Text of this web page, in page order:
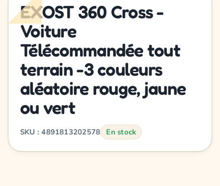
EXOST 360 Cross -
Voiture
Télécommandée tout
terrain -3 couleurs
aléatoire rouge, jaune
ou vert
SKU : 4891813202578 En stock